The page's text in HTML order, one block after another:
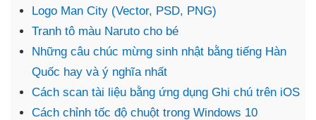
Logo Man City (Vector, PSD, PNG)
Tranh tô màu Naruto cho bé
Những câu chúc mừng sinh nhật bằng tiếng Hàn
Quốc hay và ý nghĩa nhất
Cách scan tài liệu bằng ứng dụng Ghi chú trên iOS
Cách chỉnh tốc độ chuột trong Windows 10